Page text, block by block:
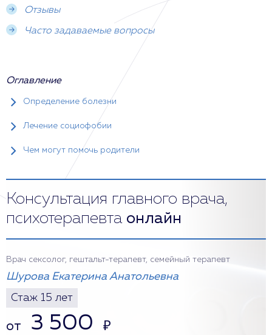
Отзывы
Часто задаваемые вопросы
Оглавление
Определение болезни
Лечение социофобии
Чем могут помочь родители
Консультация главного врача,
психотерапевта онлайн
Врач сексолог, гештальт-терапевт, семейный терапевт
Шурова Екатерина Анатольевна
Стаж 15 лет
от 3 500 ₽